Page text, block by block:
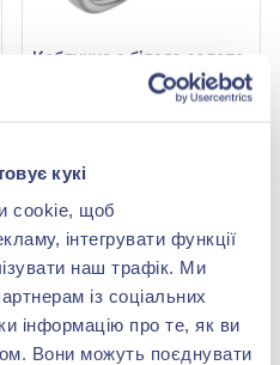
кукі
cookie, щоб
інтегрувати функції
наш трафік. Ми
із соціальних
інформацію про те, як ви
Вони можуть поєднувати
Каблучка з білого золота
585° з чорною емаллю та
фіанітом, арт. 380498В
(арт. 380498В)
Купити
-50%